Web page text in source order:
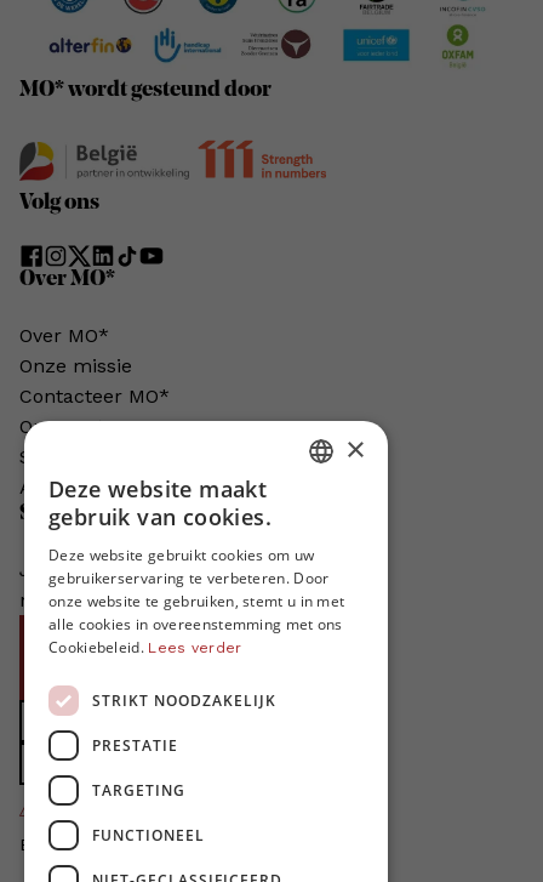
MO* wordt gesteund door
Volg ons
Over MO*
Over MO*
Onze missie
Contacteer MO*
Onze auteurs
Schrijven voor MO*?
Adverteren in MO*
Steun MO*
Je helpt ons groeien. MO* bestaat
niet zonder jouw steun!
Doe een gift
Zet MO* in uw testament
4424
Bedankt voor jullie steun!
ENGLISH
×
Deze website maakt
gebruik van cookies.
Deze website gebruikt cookies om uw
gebruikerservaring te verbeteren. Door
onze website te gebruiken, stemt u in met
alle cookies in overeenstemming met ons
Cookiebeleid. Lees verder
STRIKT NOODZAKELIJK
PRESTATIE
TARGETING
FUNCTIONEEL